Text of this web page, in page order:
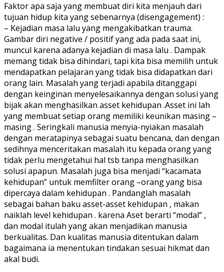
Faktor apa saja yang membuat diri kita menjauh dari
tujuan hidup kita yang sebenarnya (disengagement) :
– Kejadian masa lalu yang mengakibatkan trauma.
Gambar diri negative / positif yang ada pada saat ini,
muncul karena adanya kejadian di masa lalu . Dampak
memang tidak bisa dihindari, tapi kita bisa memilih untuk
mendapatkan pelajaran yang tidak bisa didapatkan dari
orang lain. Masalah yang terjadi apabila ditanggapi
dengan keinginan menyelesaikannya dengan solusi yang
bijak akan menghasilkan asset kehidupan .Asset ini lah
yang membuat setiap orang memiliki keunikan masing –
masing . Seringkali manusia menyia-nyiakan masalah
dengan meratapinya sebagai suatu bencana, dan dengan
sedihnya menceritakan masalah itu kepada orang yang
tidak perlu mengetahui hal tsb tanpa menghasilkan
solusi apapun. Masalah juga bisa menjadi “kacamata
kehidupan” untuk memfilter orang –orang yang bisa
dipercaya dalam kehidupan . Pandanglah masalah
sebagai bahan baku asset-asset kehidupan , makan
naiklah level kehidupan . karena Aset berarti “modal” ,
dan modal itulah yang akan menjadikan manusia
berkualitas. Dan kualitas manusia ditentukan dalam
bagaimana ia menentukan tindakan sesuai hikmat dan
akal budi.